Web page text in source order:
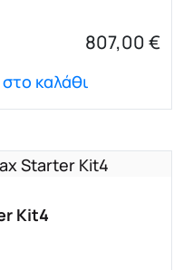
807,00€
καλάθι
Kit4